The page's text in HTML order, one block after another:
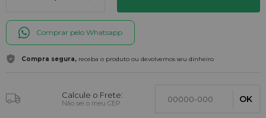
Comprar pelo Whatsapp
Compra segura, receba o produto ou devolvemos seu dinheiro
Calcule o Frete:
Não sei o meu CEP OK